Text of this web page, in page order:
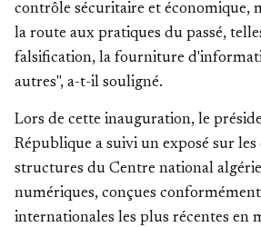
contrôle sécuritaire et économique,
la route aux pratiques du passé,
falsification, la fourniture
autres", a-t-il souligné.
Lors de cette inauguration, le
République a suivi un exposé sur
structures du Centre national
numériques, conçues
internationales les plus récentes en